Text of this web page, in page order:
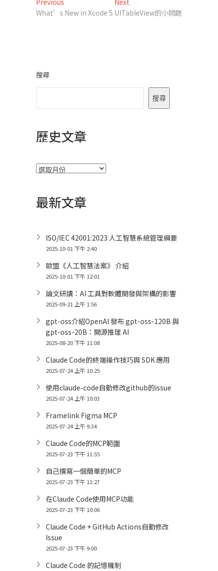
章
post:
What’s New in Xcode 5
post:
UITableView的小問題
搜尋
搜尋
歷史文章
彙
最新文章
ISO/IEC 42001:2023 人工智慧系統管理綱要
2025-10-01 下午 2:40
歐盟《人工智慧法案》 介紹
2025-10-01 下午 12:01
論文研讀：AI 工具對軟體開發與架構的影響
2025-09-21 上午 1:56
gpt-oss介紹OpenAI 發布 gpt-oss-120B 與
gpt-oss-20B：開源推理 AI
2025-08-20 下午 11:08
Claude Code的終端操作技巧與 SDK 應用
2025-07-24 上午 10:25
使用claude-code自動修改github的issue
2025-07-24 上午 10:03
Framelink Figma MCP
2025-07-24 上午 9:34
Claude Code的MCP範圍
2025-07-23 下午 11:55
自己撰寫一個簡單的MCP
2025-07-23 下午 11:27
在Claude Code使用MCP功能
2025-07-23 下午 10:06
Claude Code + GitHub Actions自動修改
Issue
2025-07-23 下午 9:00
Claude Code 的記憶機制